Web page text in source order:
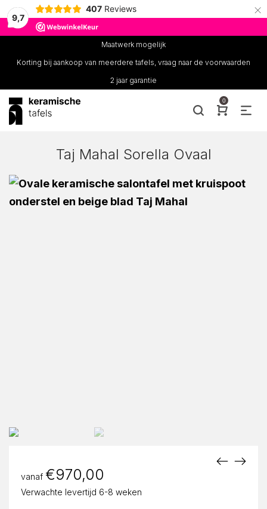
9,7
407 Reviews ×
Maatwerk mogelijk
Korting bij aankoop van meerdere tafels, vraag naar de voorwaarden
2 jaar garantie
0
Taj Mahal Sorella Ovaal
vanaf €970,00
Verwachte levertijd 6-8 weken